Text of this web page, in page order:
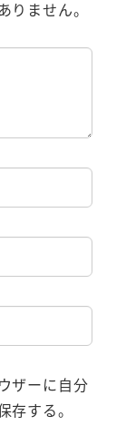
りません。
ザーに自分
する。